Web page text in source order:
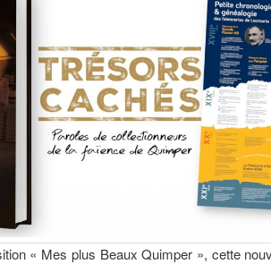
« Mes plus Beaux Quimper », cette